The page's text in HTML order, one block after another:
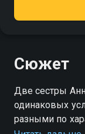
Сюжет
Две сестры
одинаковых
разными по